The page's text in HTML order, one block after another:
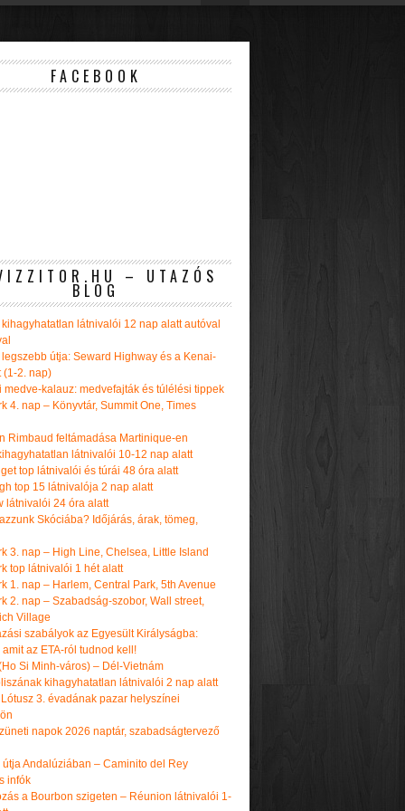
FACEBOOK
– UTAZÓS
BLOG
látnivalói 12 nap alatt autóval
útja: Seward Highway és a Kenai-
(1-2. nap)
medve-kalauz: medvefajták és túlélési tippek
4. nap – Könyvtár, Summit One, Times
Rimbaud feltámadása Martinique-en
látnivalói 10-12 nap alatt
top látnivalói és túrái 48 óra alatt
top 15 látnivalója 2 nap alatt
látnivalói 24 óra alatt
Skóciába? Időjárás, árak, tömeg,
3. nap – High Line, Chelsea, Little Island
top látnivalói 1 hét alatt
1. nap – Harlem, Central Park, 5th Avenue
2. nap – Szabadság-szobor, Wall street,
Village
szabályok az Egyesült Királyságba:
az ETA-ról tudnod kell!
Si Minh-város) – Dél-Vietnám
kihagyhatatlan látnivalói 2 nap alatt
3. évadának pazar helyszínei
napok 2026 naptár, szabadságtervező
útja Andalúziában – Caminito del Rey
infók
a Bourbon szigeten – Réunion látnivalói 1-